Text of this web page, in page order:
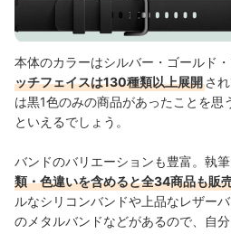
本体のカラーはシルバー・ゴールド
ッチフェイスは130種類以上展開さ
は黒1色のみの商品があったことを思
といえるでしょう。
バンドのバリエーションも豊富。執筆
類・色違いを含めると全34商品も販
ルなシリコンバンドや上品なレザー
のメタルバンドなどがあるので、自